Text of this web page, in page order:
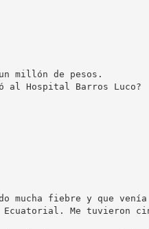
millón de pesos.
al Hospital Barros Luco?
mucha fiebre y que
Me tuvieron